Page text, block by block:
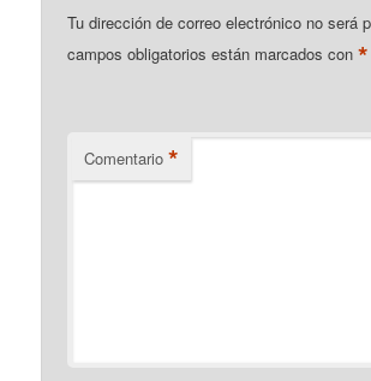
Tu dirección de correo electrónico no será
campos obligatorios están marcados con*
Comentario *